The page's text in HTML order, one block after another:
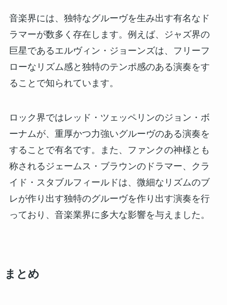
音楽界には、独特なグルーヴを生み出す有名なド
ラマーが数多く存在します。例えば、ジャズ界の
巨星であるエルヴィン・ジョーンズは、フリーフ
ローなリズム感と独特のテンポ感のある演奏をす
ることで知られています。
ロック界ではレッド・ツェッペリンのジョン・ボ
ーナムが、重厚かつ力強いグルーヴのある演奏を
することで有名です。また、ファンクの神様とも
称されるジェームス・ブラウンのドラマー、クラ
イド・スタブルフィールドは、微細なリズムのブ
レが作り出す独特のグルーヴを作り出す演奏を行
っており、音楽業界に多大な影響を与えました。
まとめ